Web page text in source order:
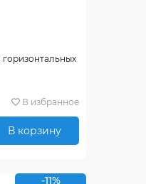
В избранное
В корзину
-11%